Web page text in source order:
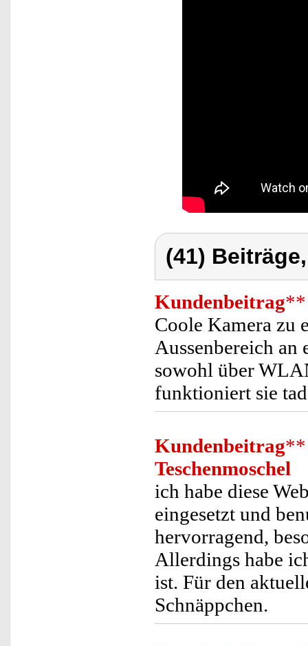
(41)
Kundenbeitrag**
Coole Kamera zu
Aussenbereich an
sowohl über
funktioniert sie
Kundenbeitrag**
Teschenmoschel
ich habe diese
eingesetzt und
hervorragend,
Allerdings habe
ist. Für den
Schnäppchen.